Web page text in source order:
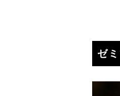
ゼ